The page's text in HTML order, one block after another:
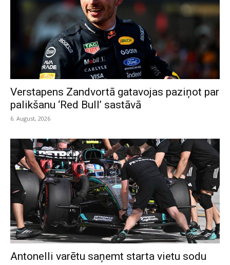
Verstapens Zandvortā gatavojas paziņot par
palikšanu ‘Red Bull’ sastāvā
6. August, 2026
Antonelli varētu saņemt starta vietu sodu